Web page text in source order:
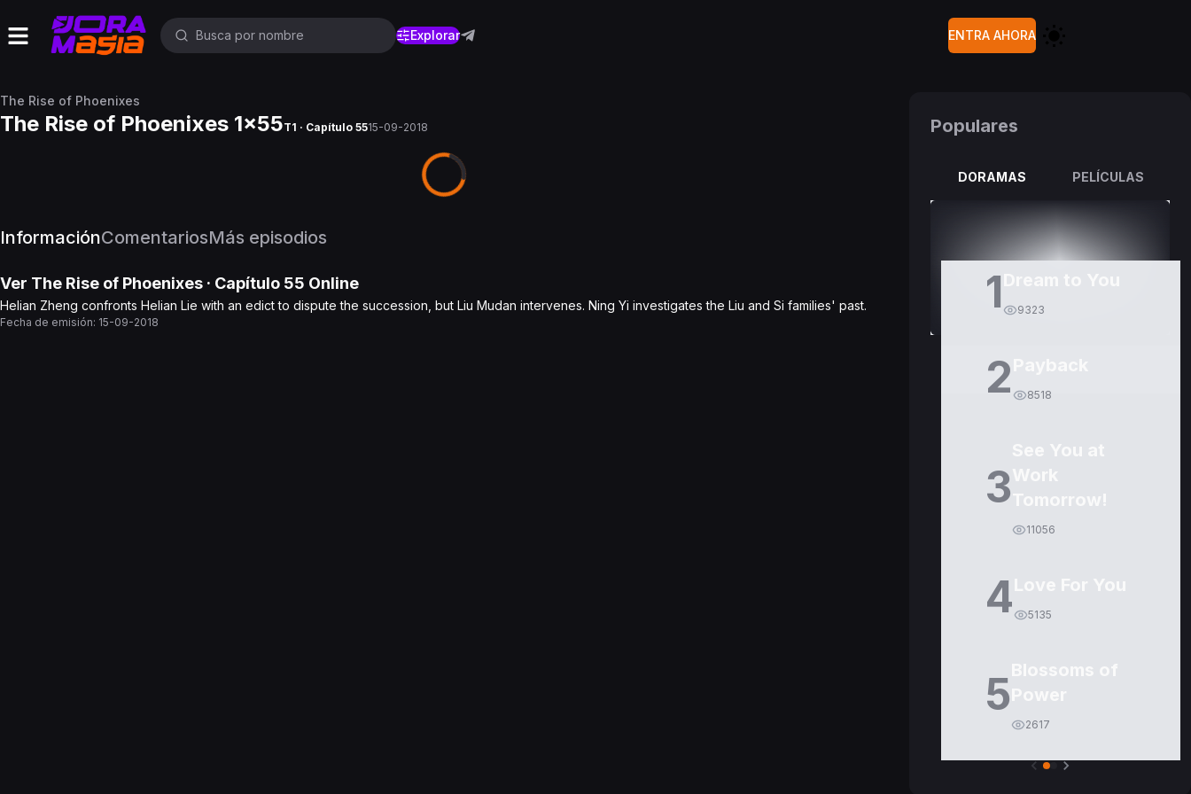
Explorar ENTRA AHORA
The Rise of Phoenixes
The Rise of Phoenixes 1x55T1 · Capítulo 5515-09-2018
InformaciónComentariosMás episodios
Ver The Rise of Phoenixes · Capítulo 55 Online
Helian Zheng confronts Helian Lie with an edict to dispute the succession, but Liu Mudan intervenes. Ning Yi investigates the Liu and Si families' past.
Fecha de emisión: 15-09-2018
Populares
DORAMAS PELÍCULAS
1 9323
2 8518
3
11056
4 5135
5
2617